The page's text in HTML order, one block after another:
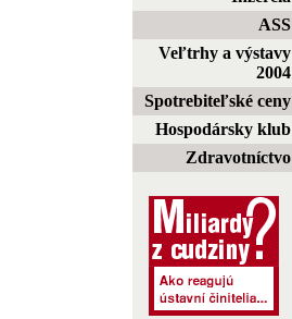
ASS
Veľtrhy a výstavy
2004
Spotrebiteľské ceny
Hospodársky klub
Zdravotníctvo